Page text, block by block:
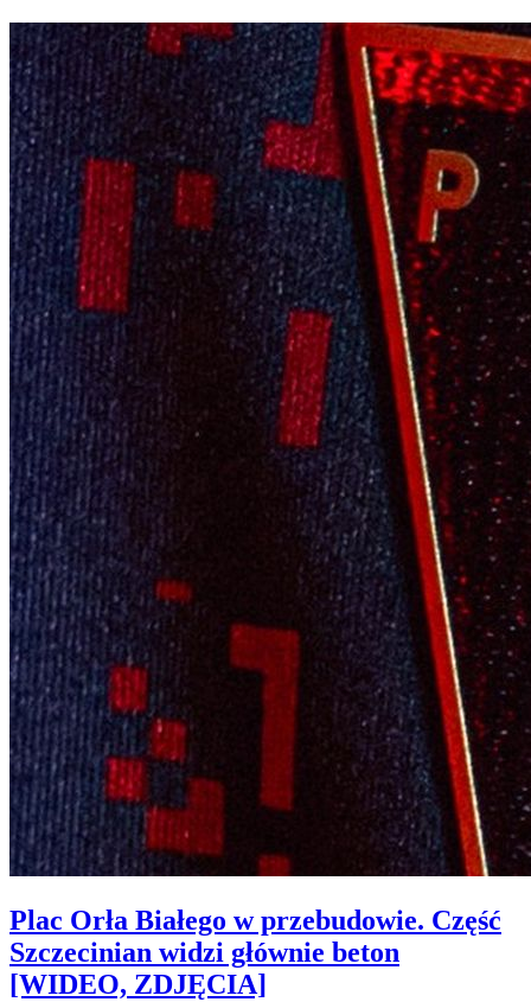
Plac Orła Białego w przebudowie. Część
Szczecinian widzi głównie beton
[WIDEO, ZDJĘCIA]